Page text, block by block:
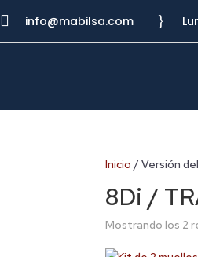
 info@mabilsa.com }
Inicio / Versión
8Di /
Mostrando los 2